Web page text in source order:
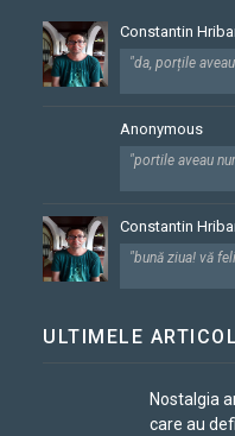
Constantin
"da, porțile
Anonymous
"portile aveau
Constantin
"bună ziua! vă
ULTIMELE
Nostalgia
care au